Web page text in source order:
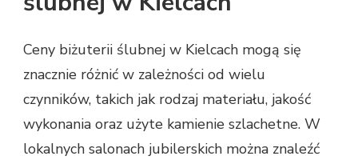
Ceny biżuterii ślubnej w Kielcach mogą się
znacznie różnić w zależności od wielu
czynników, takich jak rodzaj materiału, jakość
wykonania oraz użyte kamienie szlachetne. W
lokalnych salonach jubilerskich można znaleźć